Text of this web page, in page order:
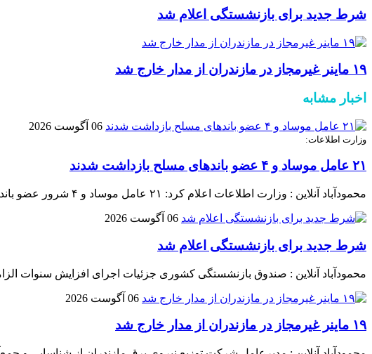
شرط جدید برای بازنشستگی اعلام شد
۱۹ ماینر غیرمجاز در مازندران از مدار خارج شد
اخبار مشابه
06 آگوست 2026
وزارت اطلاعات:
۲۱ عامل موساد و ۴ عضو باند‌های مسلح بازداشت شدند
محمودآباد آنلاین : وزارت اطلاعات اعلام کرد: ۲۱ عامل موساد و ۴ شرور عضو باند‌های مسلح شرارت در استان کرمان شناسایی و بازداشت شدند.
06 آگوست 2026
شرط جدید برای بازنشستگی اعلام شد
محمودآباد آنلاین : صندوق بازنشستگی کشوری جزئیات اجرای افزایش سنوات
06 آگوست 2026
۱۹ ماینر غیرمجاز در مازندران از مدار خارج شد